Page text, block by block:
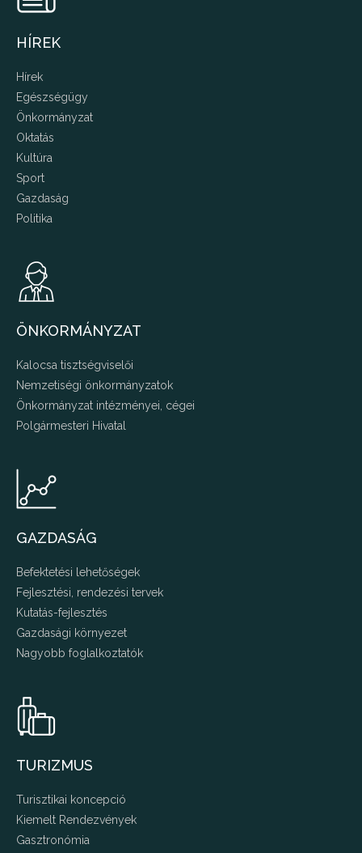
HÍREK
Hírek
Egészségügy
Önkormányzat
Oktatás
Kultúra
Sport
Gazdaság
Politika
ÖNKORMÁNYZAT
Kalocsa tisztségviselői
Nemzetiségi önkormányzatok
Önkormányzat intézményei, cégei
Polgármesteri Hivatal
GAZDASÁG
Befektetési lehetőségek
Fejlesztési, rendezési tervek
Kutatás-fejlesztés
Gazdasági környezet
Nagyobb foglalkoztatók
TURIZMUS
Turisztikai koncepció
Kiemelt Rendezvények
Gasztronómia